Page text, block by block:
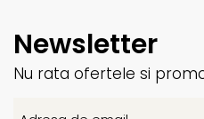
Newsletter
Nu rata ofertele si